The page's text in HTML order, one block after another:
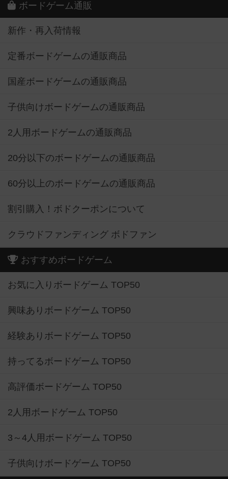
ボードゲーム通販
新作・再入荷情報
定番ボードゲームの通販商品
国産ボードゲームの通販商品
子供向けボードゲームの通販商品
2人用ボードゲームの通販商品
20分以下のボードゲームの通販商品
60分以上のボードゲームの通販商品
割引購入！ボドクーポンについて
クラウドファンディング ボドファン
おすすめボードゲーム
お気に入りボードゲーム TOP50
興味ありボードゲーム TOP50
経験ありボードゲーム TOP50
持ってるボードゲーム TOP50
高評価ボードゲーム TOP50
2人用ボードゲーム TOP50
3～4人用ボードゲーム TOP50
子供向けボードゲーム TOP50